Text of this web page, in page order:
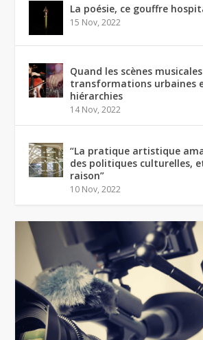
La poésie, ce gouffre
15 Nov, 2022
Quand les scènes
transformations urbaines
hiérarchies
14 Nov, 2022
“La pratique artistique
des politiques culturelles,
raison”
10 Nov, 2022